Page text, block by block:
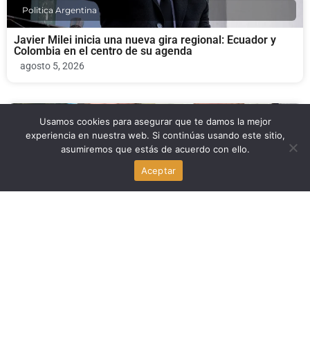
Politica Argentina
Javier Milei inicia una nueva gira regional: Ecuador y
Colombia en el centro de su agenda
agosto 5, 2026
Politica Argentina
Pablo José Rodríguez Brizuela, nuevo embajador de
Usamos cookies para asegurar que te damos la mejor
experiencia en nuestra web. Si continúas usando este sitio,
asumiremos que estás de acuerdo con ello.
Aceptar